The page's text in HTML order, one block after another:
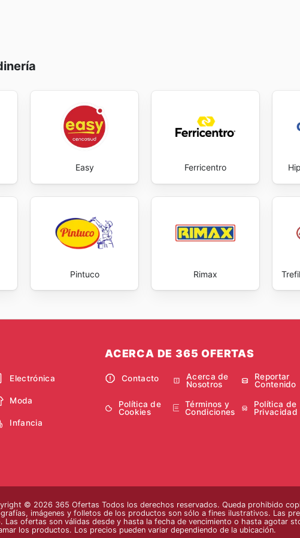
Easy Ferricentro
Pintuco Rimax
Electrónica
Moda
Infancia
ACERCA DE 365 OFERTAS
Contacto
Acerca de
Nosotros
Reportar
Contenido
Política de
Cookies
Términos y
Condiciones
Política de
Privacidad
© 2026 365 Ofertas Todos los derechos reservados. Queda prohibido
imágenes y folletos de los productos son sólo a fines ilustrativos. Las
Las ofertas son válidas desde y hasta la fecha de vencimiento o hasta agotar
los productos. Los precios pueden variar dependiendo de la ubicación.